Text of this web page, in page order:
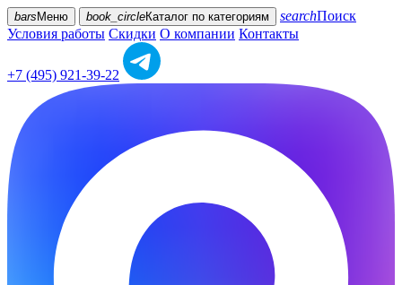
bars Меню book_circleКаталог по категориям searchПоиск
Условия работы Скидки О компании Контакты
+7 (495) 921-39-22